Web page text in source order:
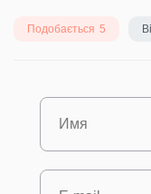
Подобається 5